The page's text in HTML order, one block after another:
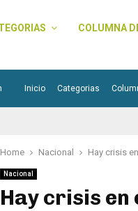
COLUMNA
Inicio Categorias
Home Nacional Hay crisis
Nacional
Hay crisis en